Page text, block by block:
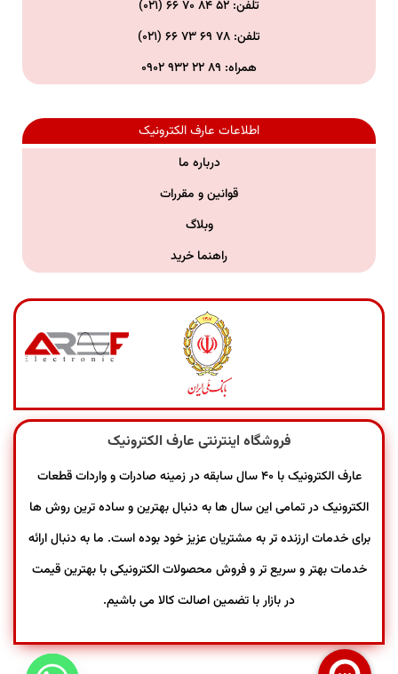
تلفن: ۵۲ ۸۴ ۷۰ ۶۶ (۰۲۱)
تلفن: ۷۸ ۶۹ ۷۳ ۶۶ (۰۲۱)
همراه:
اطلاعات عارف الکترونیک
درباره ما
قوانین و مقررات
وبلاگ
راهنما خرید
فروشگاه اینترنتی عارف الکترونیک
عارف الکترونیک با ۴۰ سال سابقه در زمینه صادرات و واردات قطعات
الکترونیک در تمامی این سال ها به دنبال بهترین و ساده ترین روش ها
برای خدمات ارزنده تر به مشتریان عزیز خود بوده است. ما به دنبال ارائه
خدمات بهتر و سریع تر و فروش محصولات الکترونیکی با بهترین قیمت
در بازار با تضمین اصالت کالا می باشیم.